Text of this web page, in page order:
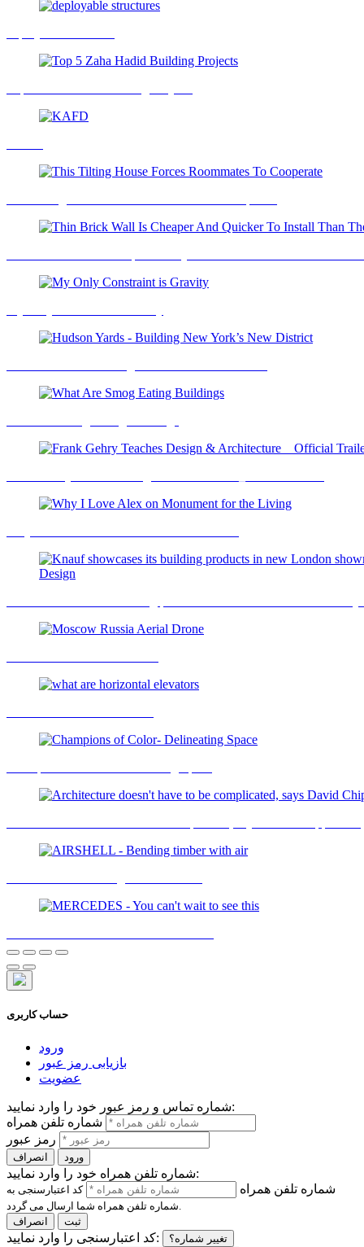
حساب کاربری
ورود
بازیابی رمز عبور
عضویت
شماره تماس و رمز عبور خود را وارد نمایید:
شماره تلفن همراه
رمز عبور
انصراف ورود
شماره تلفن همراه خود را وارد نمایید:
شماره تلفن همراه
کد اعتبارسنجی به
شماره تلفن همراه شما ارسال می گردد.
انصراف
ثبت
کد اعتبارسنجی را وارد نمایید: تغییر شماره؟